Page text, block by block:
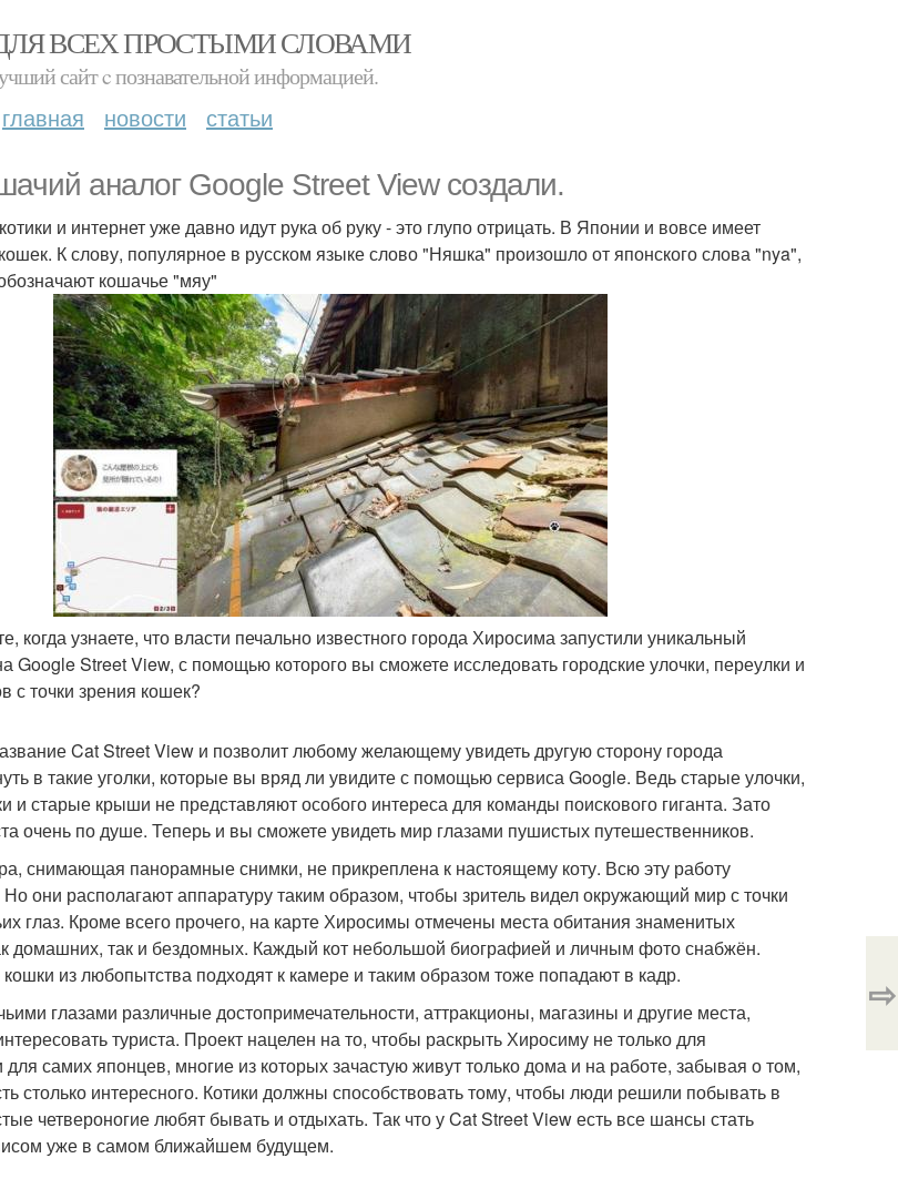
ВСЕХ ПРОСТЫМИ СЛОВАМИ
сайт c познавательной информацией.
главная новости статьи
аналог Google Street View создали.
и интернет уже давно идут рука об руку - это глупо отрицать. В Японии и вовсе имеет
К слову, популярное в русском языке слово "Няшка" произошло от японского слова "nya",
кошачье "мяу"
когда узнаете, что власти печально известного города Хиросима запустили уникальный
Google Street View, с помощью которого вы сможете исследовать городские улочки, переулки и
точки зрения кошек?
Cat Street View и позволит любому желающему увидеть другую сторону города
в такие уголки, которые вы вряд ли увидите с помощью сервиса Google. Ведь старые улочки,
и старые крыши не представляют особого интереса для команды поискового гиганта. Зато
очень по душе. Теперь и вы сможете увидеть мир глазами пушистых путешественников.
снимающая панорамные снимки, не прикреплена к настоящему коту. Всю эту работу
они располагают аппаратуру таким образом, чтобы зритель видел окружающий мир с точки
глаз. Кроме всего прочего, на карте Хиросимы отмечены места обитания знаменитых
домашних, так и бездомных. Каждый кот небольшой биографией и личным фото снабжён.
из любопытства подходят к камере и таким образом тоже попадают в кадр.
глазами различные достопримечательности, аттракционы, магазины и другие места,
туриста. Проект нацелен на то, чтобы раскрыть Хиросиму не только для
для самих японцев, многие из которых зачастую живут только дома и на работе, забывая о том,
столько интересного. Котики должны способствовать тому, чтобы люди решили побывать в
четвероногие любят бывать и отдыхать. Так что у Cat Street View есть все шансы стать
уже в самом ближайшем будущем.
⇨